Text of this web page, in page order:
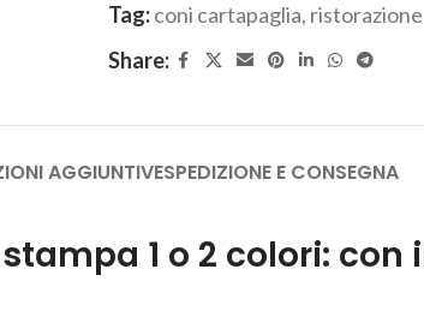
Tag:coni cartapaglia, ristorazione
Share:
AGGIUNTIVESPEDIZIONE E CONSEGNA
1 o 2 colori: